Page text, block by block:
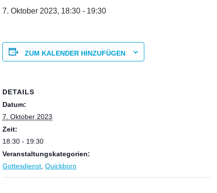
7. Oktober 2023, 18:30 - 19:30
ZUM KALENDER HINZUFÜGEN
DETAILS
Datum:
7. Oktober 2023
Zeit:
18:30 - 19:30
Veranstaltungskategorien:
Gottesdienst Quickborn